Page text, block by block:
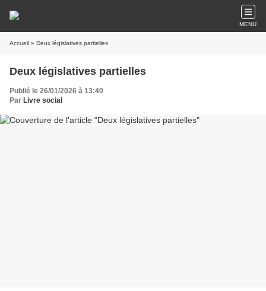
MENU
Accueil » Deux législatives partielles
Deux législatives partielles
Publié le 26/01/2026 à 13:40
Par Livre social